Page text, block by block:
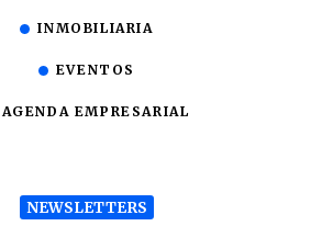
INMOBILIARIA
EVENTOS
AGENDA EMPRESARIAL
NEWSLETTERS